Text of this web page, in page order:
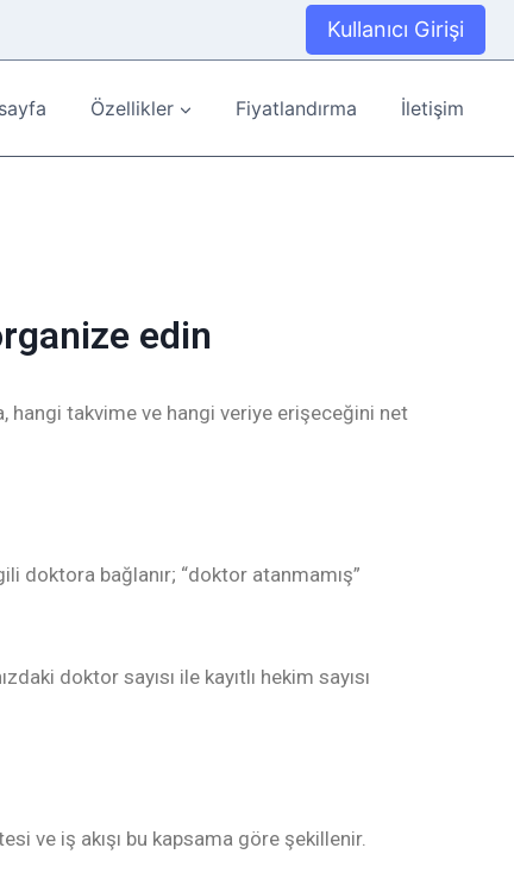
Kullanıcı Girişi
Özellikler Fiyatlandırma İletişim
edin
hangi takvime ve hangi veriye erişeceğini net
doktora bağlanır; “doktor atanmamış”
doktor sayısı ile kayıtlı hekim sayısı
ve iş akışı bu kapsama göre şekillenir.